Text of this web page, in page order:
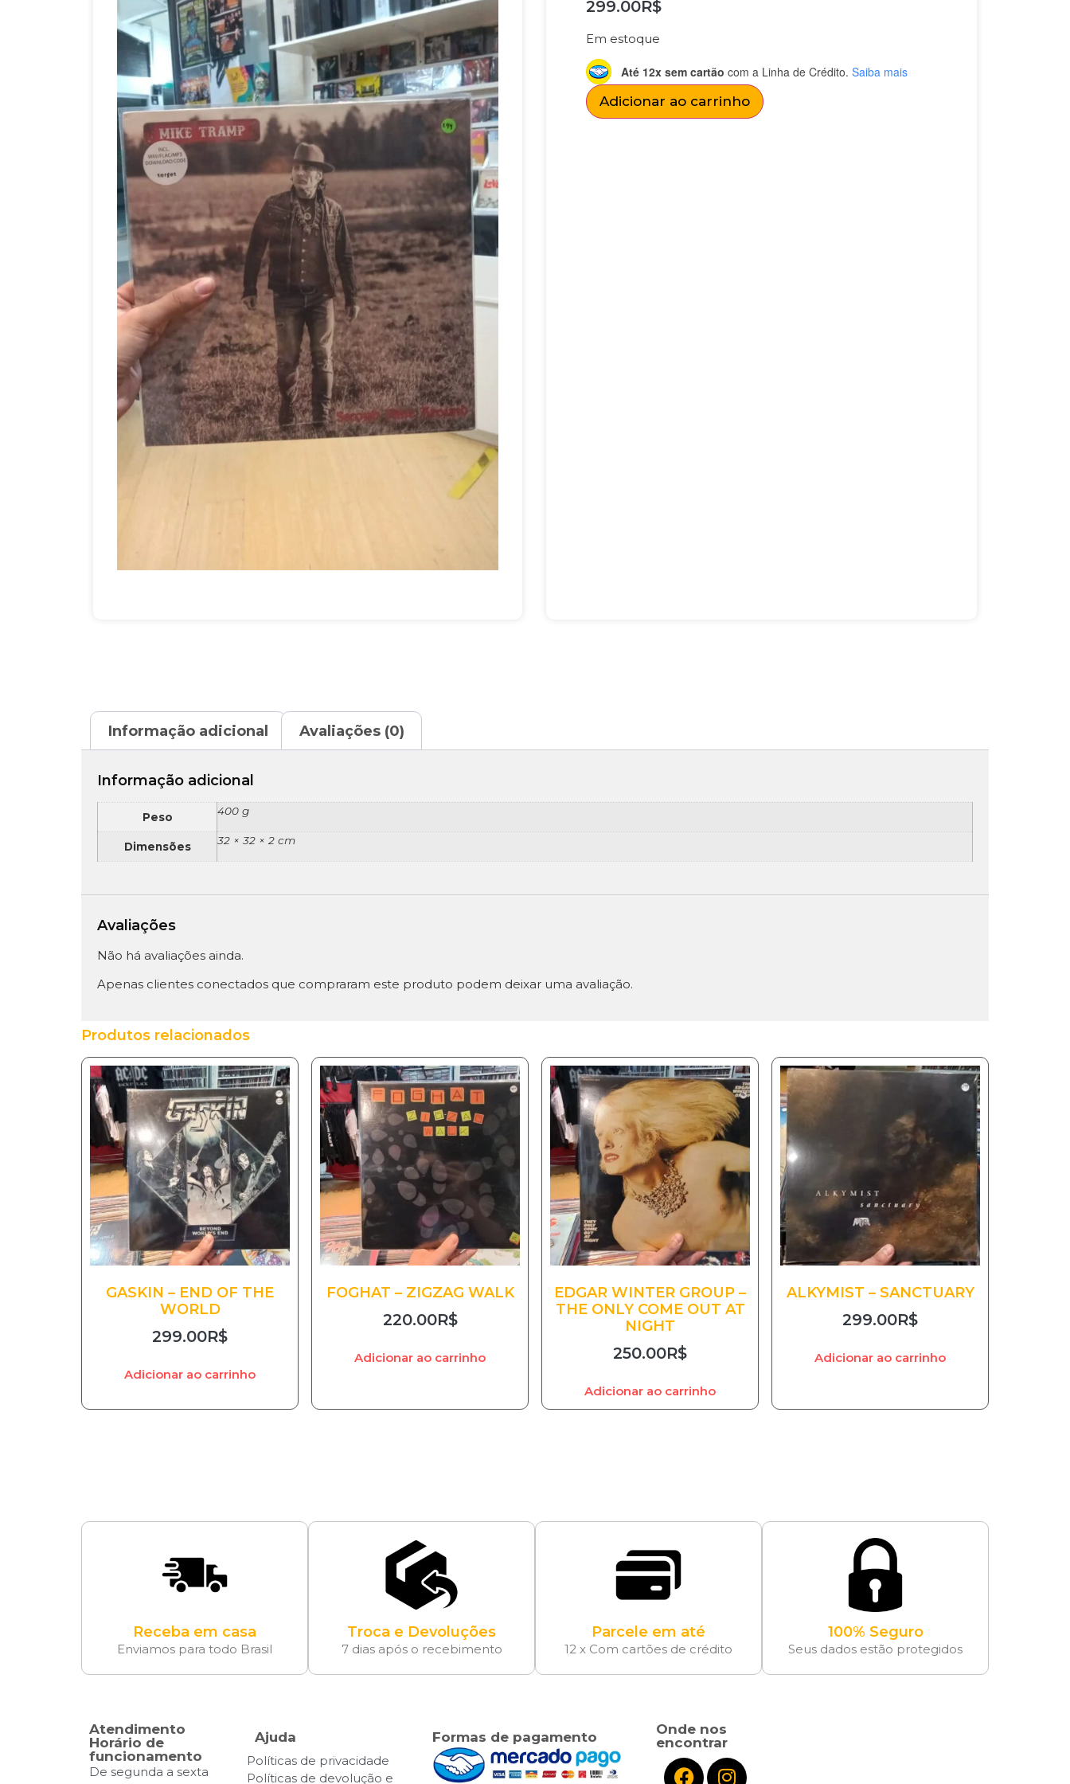
299.00R$
Em estoque
Até 12x sem cartão com a Linha de Crédito. Saiba mais
Adicionar ao carrinho
Informação adicional Avaliações (0)
Informação adicional
Peso 400 g
Dimensões 32 × 32 × 2 cm
Avaliações
Não há avaliações ainda.
Apenas clientes conectados que compraram este produto podem deixar uma avaliação.
Produtos relacionados
GASKIN – END OF THE
WORLD
299.00R$
Adicionar ao carrinho
FOGHAT – ZIGZAG WALK
220.00R$
Adicionar ao carrinho
EDGAR WINTER GROUP –
THE ONLY COME OUT AT
NIGHT
250.00R$
Adicionar ao carrinho
ALKYMIST – SANCTUARY
299.00R$
Adicionar ao carrinho
Receba em casa
Enviamos para todo Brasil
Troca e Devoluções
7 dias após o recebimento
Parcele em até
12 x Com cartões de crédito
100% Seguro
Seus dados estão protegidos
Atendimento
Horário de
funcionamento
De segunda a sexta
Ajuda
Políticas de privacidade
Políticas de devolução e
Formas de pagamento
Onde nos
encontrar